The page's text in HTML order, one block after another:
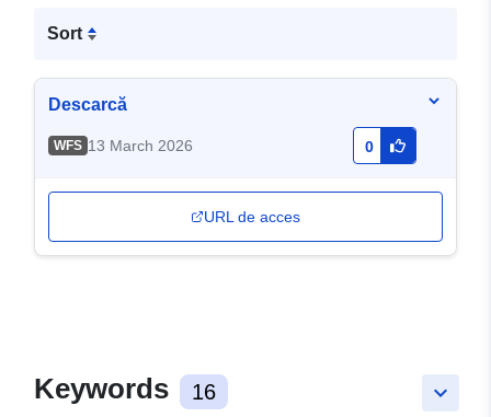
Sort
Descarcă
WFS 13 March 2026 0
URL de acces
keyboard_arrow_down
Keywords 16